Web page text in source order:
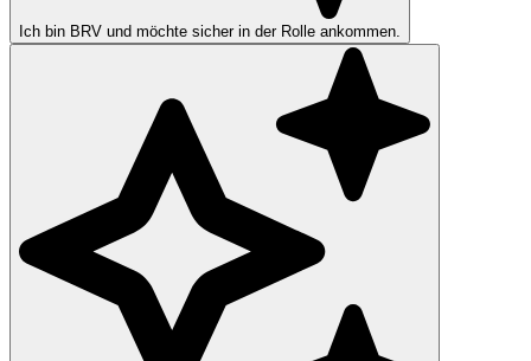
Ich bin BRV und möchte sicher in der Rolle ankommen.